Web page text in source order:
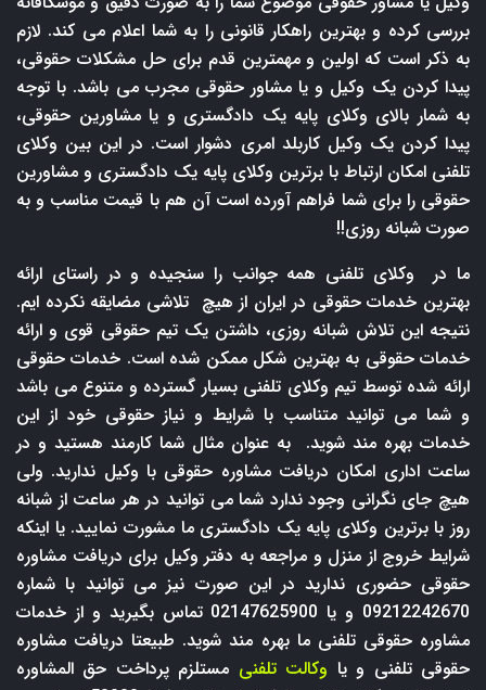
بررسی کرده و بهترین راهکار قانونی را به شما اعلام می کند. لازم
به ذکر است که اولین و مهمترین قدم برای حل مشکلات حقوقی،
پیدا کردن یک وکیل و یا مشاور حقوقی مجرب می باشد. با توجه
به شمار بالای وکلای پایه یک دادگستری و یا مشاورین حقوقی،
پیدا کردن یک وکیل کاربلد امری دشوار است. در این بین وکلای
تلفنی امکان ارتباط با برترین وکلای پایه یک دادگستری و مشاورین
حقوقی را برای شما فراهم آورده است آن هم با قیمت مناسب و به
صورت شبانه روزی!!
ما در وکلای تلفنی همه جوانب را سنجیده و در راستای ارائه
بهترین خدمات حقوقی در ایران از هیچ تلاشی مضایقه نکرده ایم.
نتیجه این تلاش شبانه روزی، داشتن یک تیم حقوقی قوی و ارائه
خدمات حقوقی به بهترین شکل ممکن شده است. خدمات حقوقی
ارائه شده توسط تیم وکلای تلفنی بسیار گسترده و متنوع می باشد
و شما می توانید متناسب با شرایط و نیاز حقوقی خود از این
خدمات بهره مند شوید. به عنوان مثال شما کارمند هستید و در
ساعت اداری امکان دریافت مشاوره حقوقی با وکیل ندارید. ولی
هیچ جای نگرانی وجود ندارد شما می توانید در هر ساعت از شبانه
روز با برترین وکلای پایه یک دادگستری ما مشورت نمایید. یا اینکه
شرایط خروج از منزل و مراجعه به دفتر وکیل برای دریافت مشاوره
حقوقی حضوری ندارید در این صورت نیز می توانید با شماره
09212242670 و یا 02147625900 تماس بگیرید و از خدمات
مشاوره حقوقی تلفنی ما بهره مند شوید. طبیعتا دریافت مشاوره
حقوقی تلفنی و یا وکالت تلفنی مستلزم پرداخت حق المشاوره